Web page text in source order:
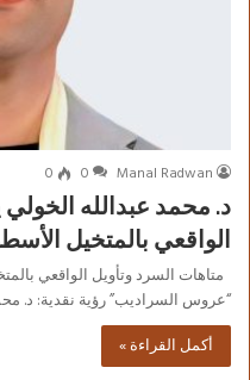
Manal Radwan
0
0
د. محمد عبدالله
الواقعي بالمتخيل
متاهات السرد وتأويل الواقعي
“عروس السراديب” رؤية نقدية: د.
أكمل القراءة »